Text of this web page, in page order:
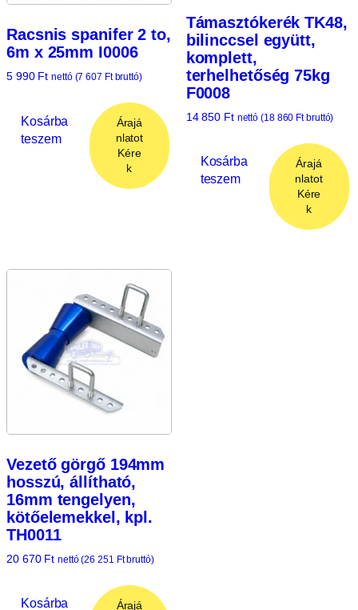
Racsnis spanifer 2 to,
6m x 25mm I0006
5 990 Ft nettó (7 607 Ftbruttó)
Kosárba
teszem
Árajá
nlatot
Kére
k
Támasztókerék TK48,
bilinccsel együtt,
komplett,
terhelhetőség 75kg
F0008
14 850 Ft nettó (18 860 Ftbruttó)
Kosárba
teszem
Árajá
nlatot
Kére
k
Vezető görgő 194mm
hosszú, állítható,
16mm tengelyen,
kötőelemekkel, kpl.
TH0011
20 670 Ft nettó (26 251 Ftbruttó)
Kosárba
Árajá